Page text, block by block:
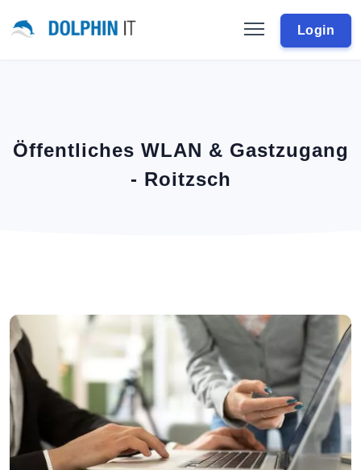
Login
Öffentliches WLAN & Gastzugang
- Roitzsch